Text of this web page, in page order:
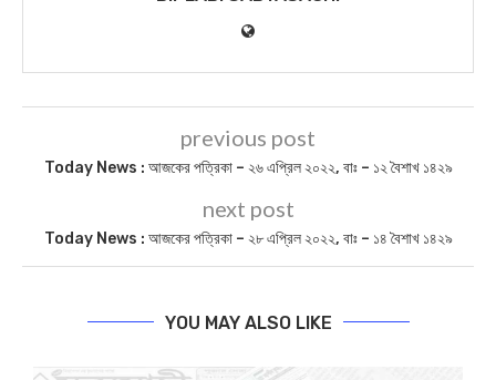
previous post
Today News : আজকের পত্রিকা – ২৬ এপ্রিল ২০২২, বাঃ – ১২ বৈশাখ ১৪২৯
next post
Today News : আজকের পত্রিকা – ২৮ এপ্রিল ২০২২, বাঃ – ১৪ বৈশাখ ১৪২৯
YOU MAY ALSO LIKE